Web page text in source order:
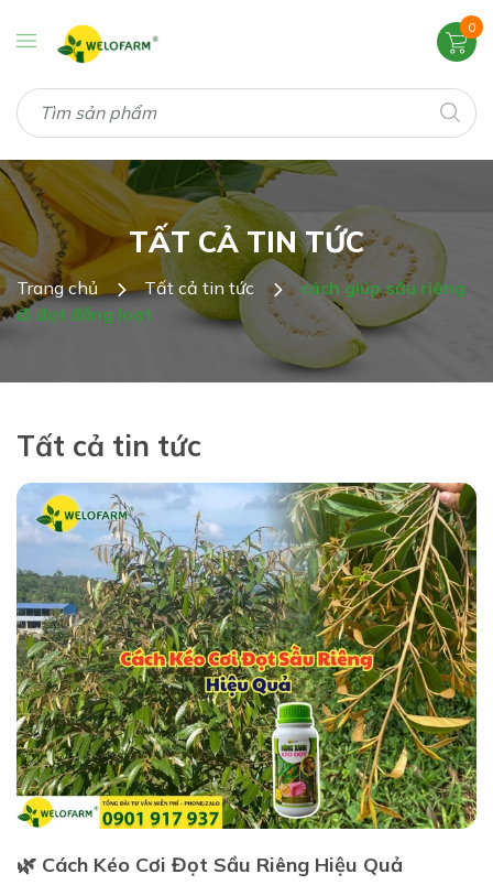
0
TẤT CẢ TIN TỨC
Trang chủ Tất cả tin tức
cách giúp sầu riêng
đi đọt đồng loạt
Tất cả tin tức
🌿 Cách Kéo Cơi Đọt Sầu Riêng Hiệu Quả